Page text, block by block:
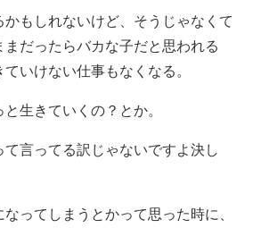
もしれないけど、そうじゃなくて
だったらバカな子だと思われる
いけない仕事もなくなる。
生きていくの？とか。
言ってる訳じゃないですよ決し
ってしまうとかって思った時に、